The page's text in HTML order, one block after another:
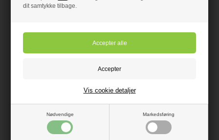
dit samtykke tilbage.
Nødvendige Markedsføring
Vis cookie detaljer
HansGrohe Raindance
HansGrohe nr 28418000
• Til montering i loft
• Med lys
• Krom
- VVS nr: 28418000
HansGrohe nr 28404000
• Med 5 Stråle typer
• Med lys
• Krom
Forudbestil- VVS nr: 28404000